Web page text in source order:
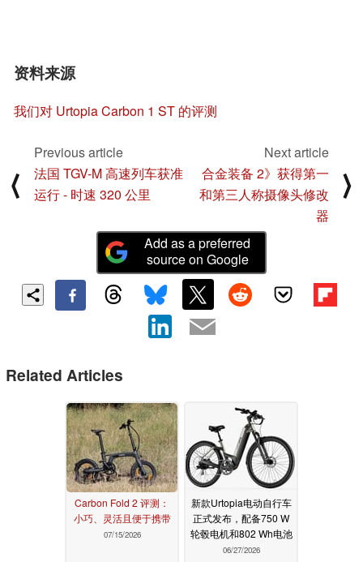
资料来源
我们对 Urtopia Carbon 1 ST 的评测
⟨
Previous article
法国 TGV-M 高速列车获准
运行 - 时速 320 公里
Next article
合金装备 2》获得第一
和第三人称摄像头修改
器
⟩
Add as a preferred
source on Google
Related Articles
Carbon Fold 2 评测：
小巧、灵活且便于携带
07/15/2026
新款Urtopia电动自行车
正式发布，配备750 W
轮毂电机和802 Wh电池
06/27/2026